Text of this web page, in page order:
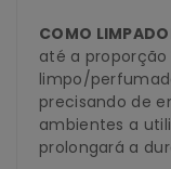
COMO
até a proporção
limpo/
precisando de
ambientes a
prolongará a